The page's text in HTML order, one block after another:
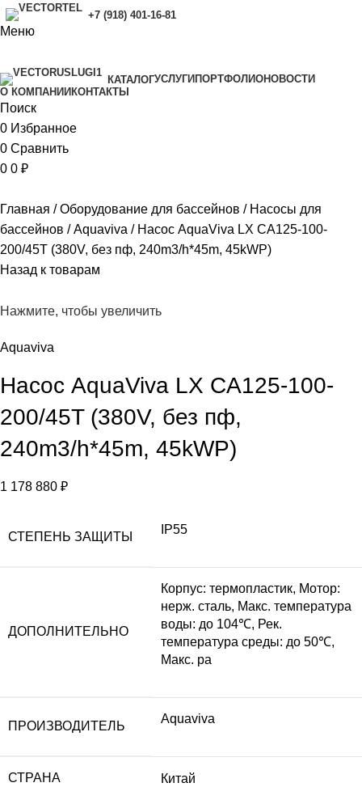
+7 (918) 401-16-81
Меню
КАТАЛОГУСЛУГИ ПОРТФОЛИОНОВОСТИ
O КОМПАНИИ КОНТАКТЫ
Поиск
0 Избранное
0 Сравнить
0 0 ₽
Главная Оборудование для бассейнов
Насосы для
бассейнов
Aquaviva
Насос AquaViva LX CA125-100-
200/45T (380V, без пф, 240m3/h*45m, 45kWP)
Назад к товарам
Нажмите, чтобы увеличить
Aquaviva
Насос AquaViva LX CA125-100-
200/45T (380V, без пф,
240m3/h*45m, 45kWP)
1 178 880 ₽
СТЕПЕНЬ ЗАЩИТЫ
IP55
ДОПОЛНИТЕЛЬНО
Корпус: термопластик, Мотор:
нерж. сталь, Макс. температура
воды: до 104℃, Рек.
температура среды: до 50℃,
Макс. ра
ПРОИЗВОДИТЕЛЬ
Aquaviva
СТРАНА
Китай